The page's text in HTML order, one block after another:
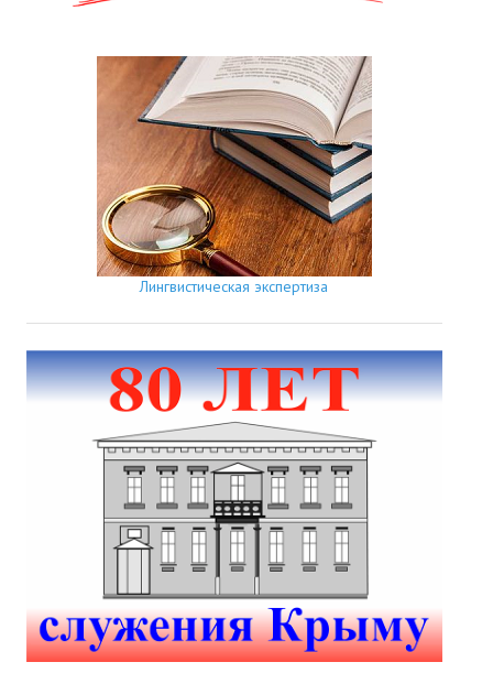
Лингвистическая экспертиза